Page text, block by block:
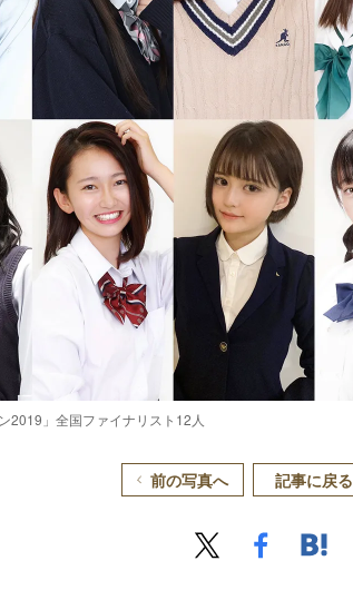
2019」全国ファイナリスト12人
前の写真へ 記事に戻る